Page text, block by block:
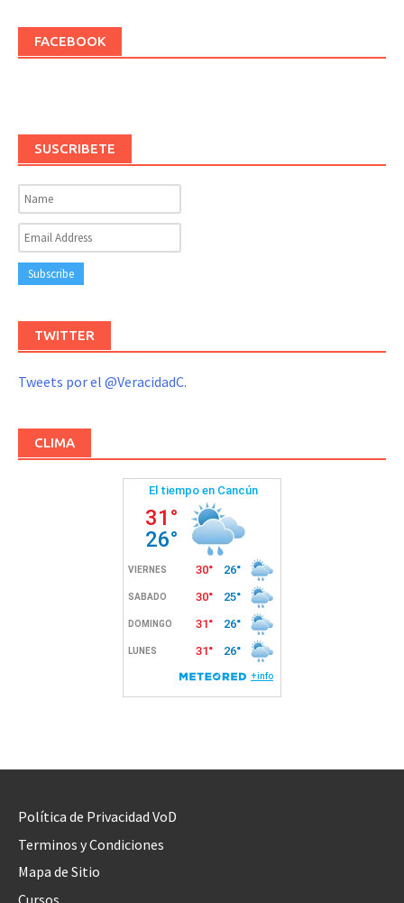
FACEBOOK
SUSCRIBETE
TWITTER
Tweets por el @VeracidadC.
CLIMA
Política de Privacidad VoD
Terminos y Condiciones
Mapa de Sitio
Cursos